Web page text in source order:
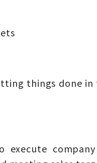
things done in
execute